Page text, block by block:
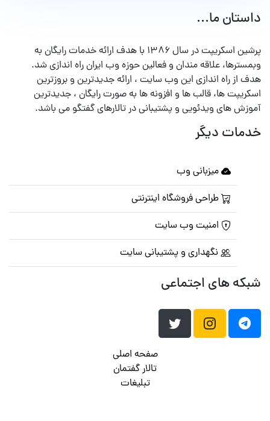
داستان ما...
پرشین اسکریپت در سال ۱۳۸۶ با هدف ارائه خدمات رایگان به
وبمسترها، علاقه مندان و فعالین حوزه وب ایران راه اندازی شد.
هدف از راه اندازی این وب سایت ، ارائه جدیدترین و بروزترین
اسکریپت ها، قالب ها و افزونه ها به صورت رایگان ، جدیدترین
آموزش های ویدئویی و پشتیبانی در تالارهای گفتگو می باشد.
خدمات دیگر
میزبانی وب
طراحی فروشگاه اینترنتی
امنیت وب سایت
نگهداری و پشتیبانی سایت
شبکه های اجتماعی
صفحه اصلی
تالار گفتمان
تبلیغات